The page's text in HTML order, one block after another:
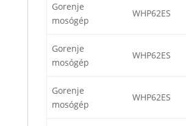
Gorenje
mosógép
WHP62ES
Gorenje
mosógép
WHP62ES
Gorenje
mosógép
WHP62ES